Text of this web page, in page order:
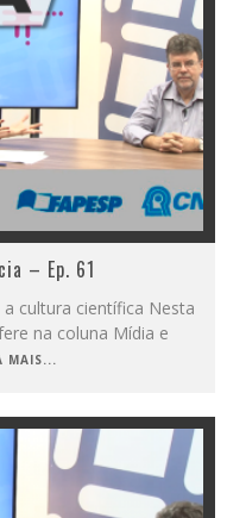
– Ep. 61
cultura científica Nesta
na coluna Mídia e
MAIS...